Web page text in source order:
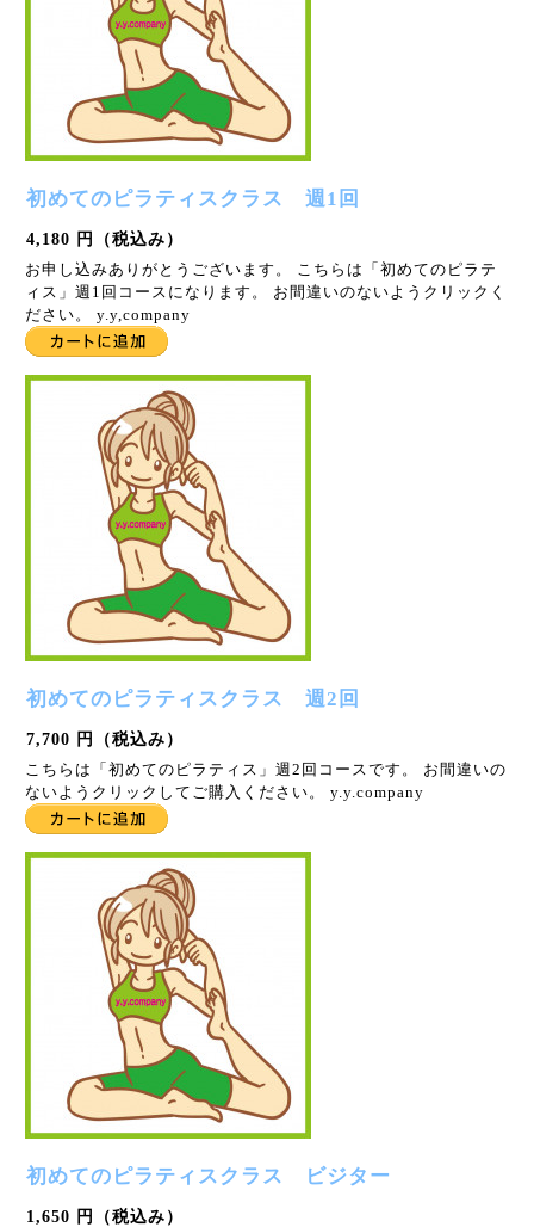
初めてのピラティスクラス 週1回
4,180 円（税込み）
お申し込みありがとうございます。 こちらは「初めてのピラテ
ィス」週1回コースになります。 お間違いのないようクリックく
ださい。 y.y,company
初めてのピラティスクラス 週2回
7,700 円（税込み）
こちらは「初めてのピラティス」週2回コースです。 お間違いの
ないようクリックしてご購入ください。 y.y.company
初めてのピラティスクラス ビジター
1,650 円（税込み）